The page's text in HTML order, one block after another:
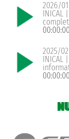
2026/
INICAL
00:00:00
2025/
INICAL
00:00:00